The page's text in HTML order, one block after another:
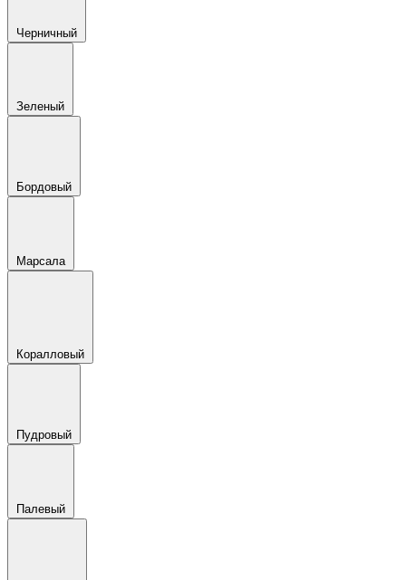
Черничный
Зеленый
Бордовый
Марсала
Коралловый
Пудровый
Палевый